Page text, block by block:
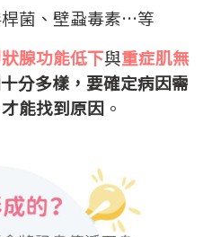
桿菌、壁蝨毒素…等
腺功能低下與重症肌無
分多樣，要確定病因需
能找到原因 。